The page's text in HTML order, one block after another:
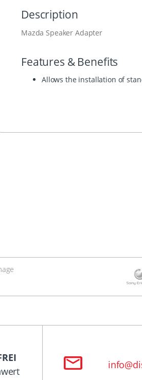
Description
Mazda Speaker Adapter
Features & Benefits
Allows the installation of